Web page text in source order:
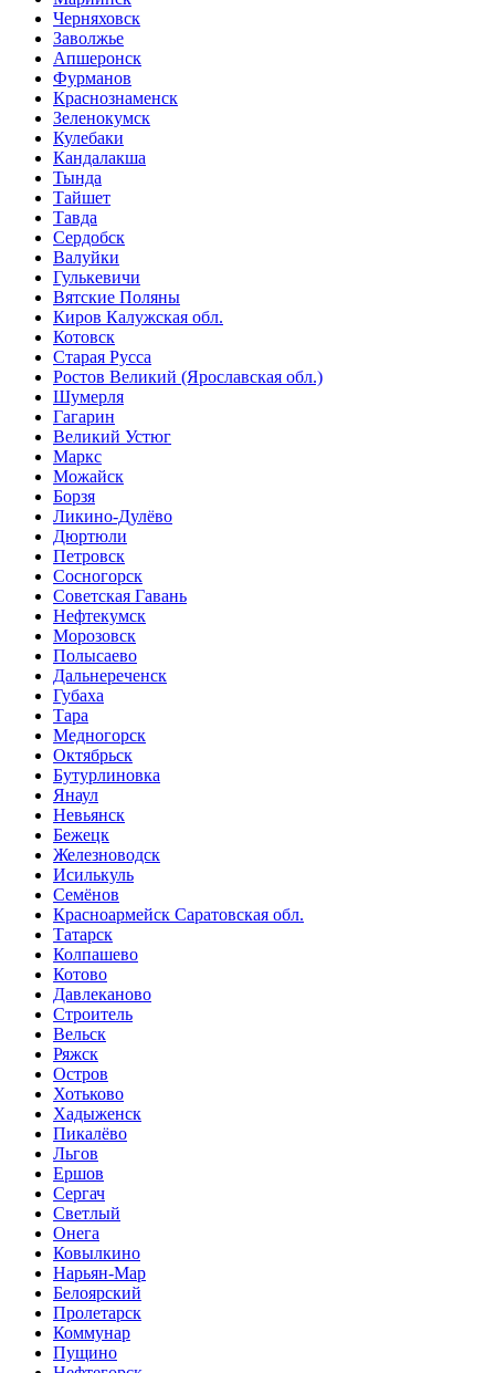
Черняховск
Заволжье
Апшеронск
Фурманов
Краснознаменск
Зеленокумск
Кулебаки
Кандалакша
Тында
Тайшет
Тавда
Сердобск
Валуйки
Гулькевичи
Вятские Поляны
Киров Калужская обл.
Котовск
Старая Русса
Ростов Великий (Ярославская обл.)
Шумерля
Гагарин
Великий Устюг
Маркс
Можайск
Борзя
Ликино-Дулёво
Дюртюли
Петровск
Сосногорск
Советская Гавань
Нефтекумск
Морозовск
Полысаево
Дальнереченск
Губаха
Тара
Медногорск
Октябрьск
Бутурлиновка
Янаул
Невьянск
Бежецк
Железноводск
Исилькуль
Семёнов
Красноармейск Саратовская обл.
Татарск
Колпашево
Котово
Давлеканово
Строитель
Вельск
Ряжск
Остров
Хотьково
Хадыженск
Пикалёво
Льгов
Ершов
Сергач
Светлый
Онега
Ковылкино
Нарьян-Мар
Белоярский
Пролетарск
Коммунар
Пущино